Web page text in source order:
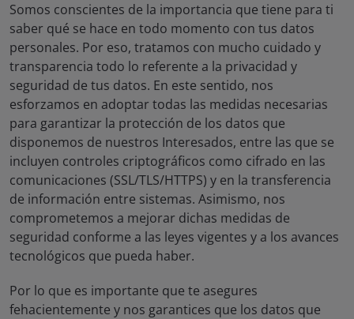
Somos conscientes de la importancia que tiene para ti
saber qué se hace en todo momento con tus datos
personales. Por eso, tratamos con mucho cuidado y
transparencia todo lo referente a la privacidad y
seguridad de tus datos. En este sentido, nos
esforzamos en adoptar todas las medidas necesarias
para garantizar la protección de los datos que
disponemos de nuestros Interesados, entre las que se
incluyen controles criptográficos como cifrado en las
comunicaciones (SSL/TLS/HTTPS) y en la transferencia
de información entre sistemas. Asimismo, nos
comprometemos a mejorar dichas medidas de
seguridad conforme a las leyes vigentes y a los avances
tecnológicos que pueda haber.
Por lo que es importante que te asegures
fehacientemente y nos garantices que los datos que